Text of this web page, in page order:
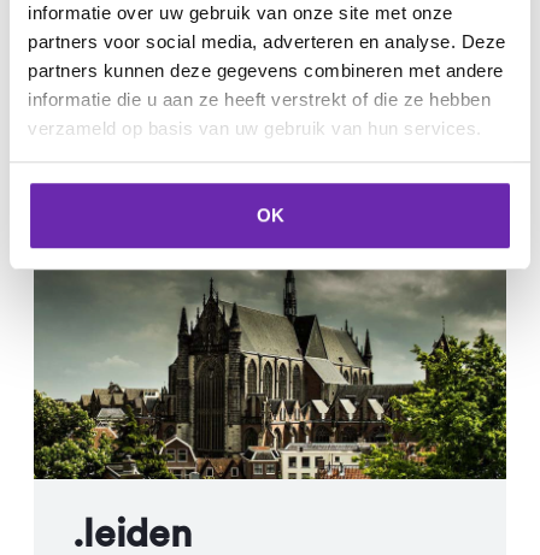
informatie over uw gebruik van onze site met onze
partners voor social media, adverteren en analyse. Deze
partners kunnen deze gegevens combineren met andere
informatie die u aan ze heeft verstrekt of die ze hebben
verzameld op basis van uw gebruik van hun services.
OK
Verbind jouw domeinnaam met de
historische Martinitoren en de sfeervolle
Grote Markt van Groningen.
Reserveer nu!
.leiden